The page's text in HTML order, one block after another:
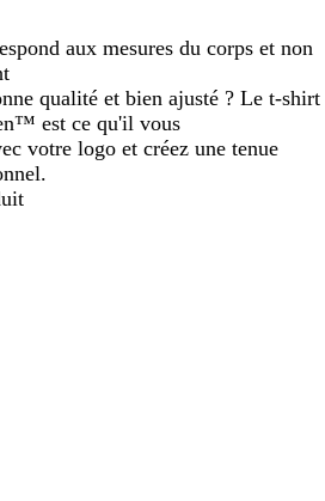
aux mesures du corps et non
qualité et bien ajusté ? Le t-shirt
est ce qu'il vous
votre logo et créez une tenue